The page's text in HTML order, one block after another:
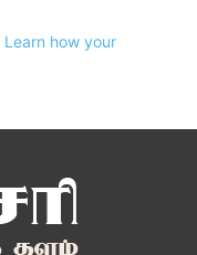
Learn how your